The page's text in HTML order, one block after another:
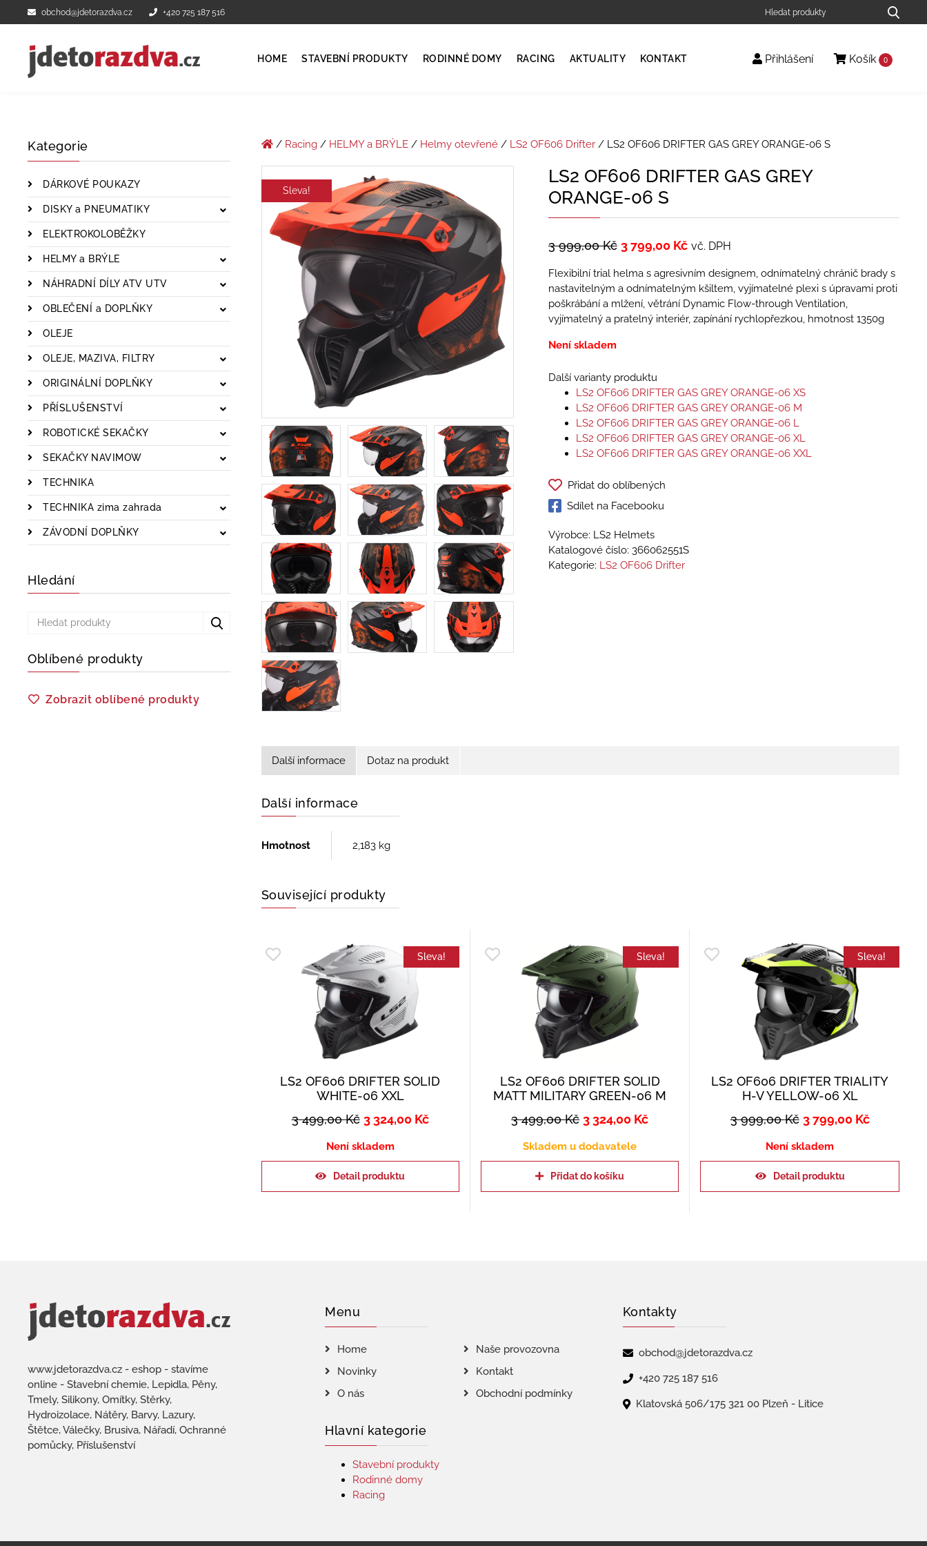
obchod@jdetorazdva.cz +420 725 187 516
HOME STAVEBNÍ PRODUKTY RODINNÉ DOMY RACING AKTUALITY KONTAKT Přihlášení Košík 0
Kategorie
DÁRKOVÉ POUKAZY
DISKY a PNEUMATIKY
ELEKTROKOLOBĚŽKY
HELMY a BRÝLE
NÁHRADNÍ DÍLY ATV UTV
OBLEČENÍ a DOPLŇKY
OLEJE
OLEJE, MAZIVA, FILTRY
ORIGINÁLNÍ DOPLŇKY
PŘÍSLUŠENSTVÍ
ROBOTICKÉ SEKAČKY
SEKAČKY NAVIMOW
TECHNIKA
TECHNIKA zima zahrada
ZÁVODNÍ DOPLŇKY
Hledání
Oblíbené produkty
Zobrazit oblíbené produkty
/ Racing/ HELMY a BRÝLE/ Helmy otevřené/ LS2 OF606 Drifter/ LS2 OF606 DRIFTER GAS GREY ORANGE-06 S
Sleva!
LS2 OF606 DRIFTER GAS GREY
ORANGE-06 S
3 999,00Kč 3 799,00 Kč vč. DPH
Flexibilní trial helma s agresivním designem, odnímatelný chránič brady s
nastavitelným a odnímatelným kšiltem, vyjímatelné plexi s úpravami proti
poškrábání a mlžení, větrání Dynamic Flow-­through Ventilation,
vyjímatelný a pratelný interiér, zapínání rychlopřezkou, hmotnost 1350g
Není skladem
Další varianty produktu
LS2 OF606 DRIFTER GAS GREY ORANGE-06 XS
LS2 OF606 DRIFTER GAS GREY ORANGE-06 M
LS2 OF606 DRIFTER GAS GREY ORANGE-06 L
LS2 OF606 DRIFTER GAS GREY ORANGE-06 XL
LS2 OF606 DRIFTER GAS GREY ORANGE-06 XXL
Přidat do oblíbených
Sdílet na Facebooku
Výrobce: LS2 Helmets
Katalogové číslo: 366062551S
Kategorie: LS2 OF606 Drifter
Další informace Dotaz na produkt
Další informace
Hmotnost 2,183 kg
Související produkty
Sleva!
LS2 OF606 DRIFTER SOLID
WHITE-06 XXL
3 499,00Kč 3 324,00 Kč
Není skladem
Detail produktu
Sleva!
LS2 OF606 DRIFTER SOLID
MATT MILITARY GREEN-06 M
3 499,00Kč 3 324,00 Kč
Skladem u dodavatele
Přidat do košíku
Sleva!
LS2 OF606 DRIFTER TRIALITY
H-V YELLOW-06 XL
3 999,00Kč 3 799,00 Kč
Není skladem
Detail produktu
www.jdetorazdva.cz - eshop - stavíme
online - Stavební chemie, Lepidla, Pěny,
Tmely, Silikony, Omítky, Stěrky,
Hydroizolace, Nátěry, Barvy, Lazury,
Štětce, Válečky, Brusiva, Nářadí, Ochranné
pomůcky, Příslušenství
Menu
Home
Naše provozovna
Novinky
Kontakt
O nás
Obchodní podmínky
Hlavní kategorie
Stavební produkty
Rodinné domy
Racing
Kontakty
obchod@jdetorazdva.cz
+420 725 187 516
Klatovská 506/175 321 00 Plzeň - Litice